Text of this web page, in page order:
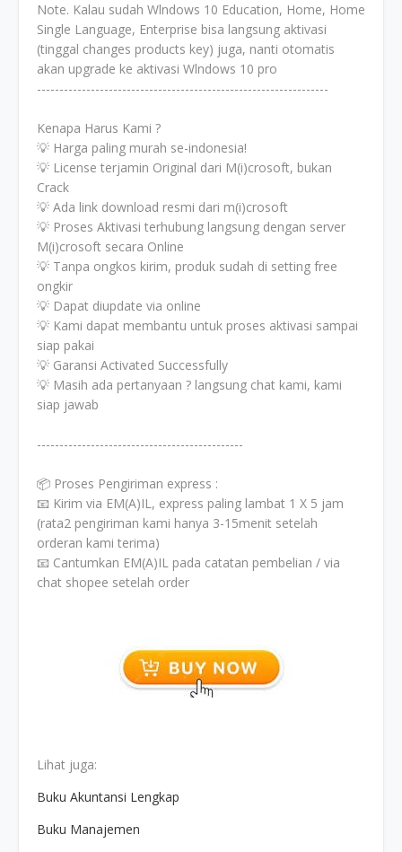
Note. Kalau sudah Wlndows 10 Education, Home, Home
Single Language, Enterprise bisa langsung aktivasi
(tinggal changes products key) juga, nanti otomatis
akan upgrade ke aktivasi Wlndows 10 pro
-----------------------------------------------------------------
Kenapa Harus Kami ?
💡 Harga paling murah se-indonesia!
💡 License terjamin Original dari M(i)crosoft, bukan
Crack
💡 Ada link download resmi dari m(i)crosoft
💡 Proses Aktivasi terhubung langsung dengan server
M(i)crosoft secara Online
💡 Tanpa ongkos kirim, produk sudah di setting free
ongkir
💡 Dapat diupdate via online
💡 Kami dapat membantu untuk proses aktivasi sampai
siap pakai
💡 Garansi Activated Successfully
💡 Masih ada pertanyaan ? langsung chat kami, kami
siap jawab
----------------------------------------------
📦 Proses Pengiriman express :
📧 Kirim via EM(A)IL, express paling lambat 1 X 5 jam
(rata2 pengiriman kami hanya 3-15menit setelah
orderan kami terima)
📧 Cantumkan EM(A)IL pada catatan pembelian / via
chat shopee setelah order
Lihat juga:
Buku Akuntansi Lengkap
Buku Manajemen